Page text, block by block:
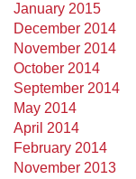
January 2015
December 2014
November 2014
October 2014
September 2014
May 2014
April 2014
February 2014
November 2013